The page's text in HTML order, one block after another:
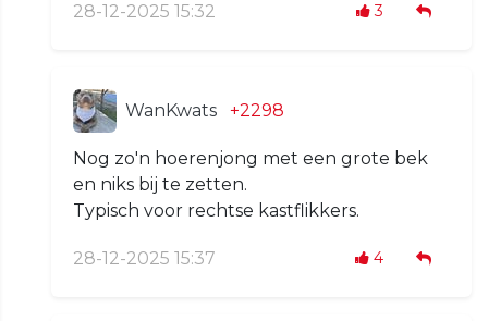
28-12-2025 15:32 3
WanKwats +2298
Nog zo'n hoerenjong met een grote bek
en niks bij te zetten.
Typisch voor rechtse kastflikkers.
28-12-2025 15:37 4